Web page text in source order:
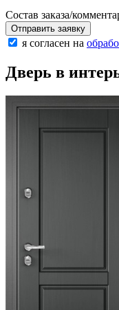
Состав заказа/
Отправить заявку
я согласен на
Дверь в